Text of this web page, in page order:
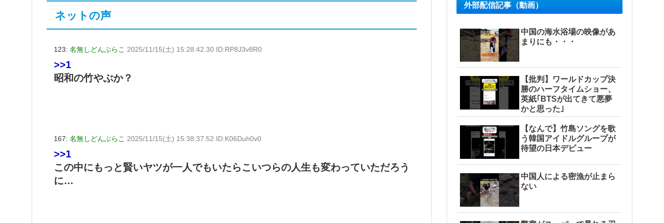
ネットの声
123: 名無しどんぶらこ 2025/11/15(土) 15:28:42.30 ID:RP8J3v8R0
>>1
昭和の竹やぶか？
167: 名無しどんぶらこ 2025/11/15(土) 15:38:37.52 ID:K06Duh0v0
>>1
この中にもっと賢いヤツが一人でもいたらこいつらの人生も変わっていただろう
に…
外部配信記事（動画）
中国の海水浴場の映像があ
まりにも・・・
【批判】ワールドカップ決
勝のハーフタイムショー、
英紙｢BTSが出てきて悪夢
かと思った｣
【なんで】竹島ソングを歌
う韓国アイドルグループが
待望の日本デビュー
中国人による密漁が止まら
ない